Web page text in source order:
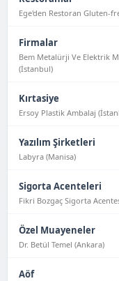
Ege'den Restoran Gluten-
Firmalar
Bem Metalürji Ve Elektrik
(İstanbul)
Kırtasiye
Ersoy Plastik Ambalaj
Yazılım Şirketleri
Labyra (Manisa)
Sigorta Acenteleri
Fikri Bozgaç Sigorta
Özel Muayeneler
Dr. Betül Temel (Ankara)
Aöf